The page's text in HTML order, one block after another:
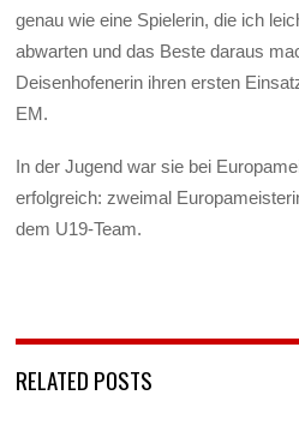
genau wie eine Spielerin, die ich
abwarten und das Beste daraus
Deisenhofenerin ihren ersten
EM.
In der Jugend war sie bei
erfolgreich: zweimal
dem U19-Team.
RELATED POSTS